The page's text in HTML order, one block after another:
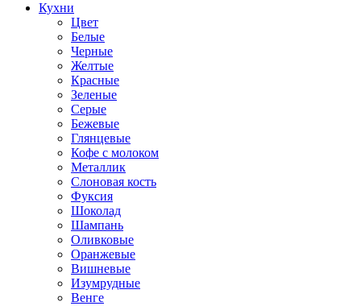
Кухни
Цвет
Белые
Черные
Желтые
Красные
Зеленые
Серые
Бежевые
Глянцевые
Кофе с молоком
Металлик
Слоновая кость
Фуксия
Шоколад
Шампань
Оливковые
Оранжевые
Вишневые
Изумрудные
Венге